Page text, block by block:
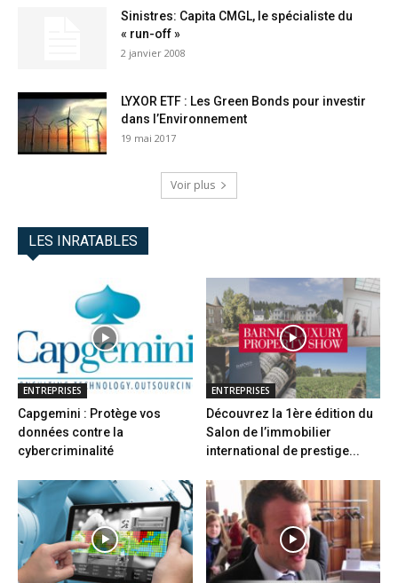
Sinistres: Capita CMGL, le spécialiste du
« run-off »
2 janvier 2008
LYXOR ETF : Les Green Bonds pour investir
dans l’Environnement
19 mai 2017
Voir plus
LES INRATABLES
ENTREPRISES
Capgemini : Protège vos
données contre la
cybercriminalité
ENTREPRISES
Découvrez la 1ère édition du
Salon de l’immobilier
international de prestige...